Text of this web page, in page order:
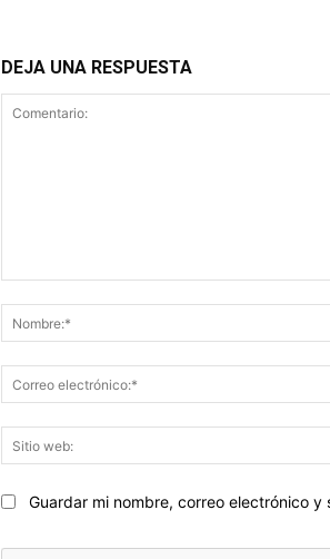
DEJA UNA RESPUESTA
Guardar mi nombre, correo electrónico